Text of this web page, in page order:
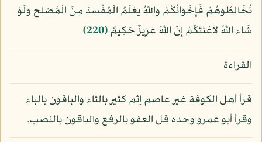
تُخَالِطُوهُمْ فَإِخْوَانُكُمْ وَاللّهُ يَعْلَمُ الْمُفْسِدَ مِنَ الْمُصْلِحِ وَلَوْ
شَاء اللّهُ لأعْنَتَكُمْ إِنَّ اللّهَ عَزِيزٌ حَكِيمٌ﴿220﴾
القراءة
قرأ أهل الكوفة غير عاصم إثم كثير بالثاء والباقون بالباء
وقرأ أبو عمرو وحده قل العفو بالرفع والباقون بالنصب.